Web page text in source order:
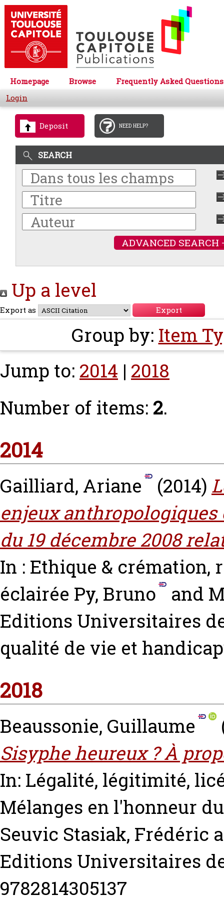
Homepage Browse
Frequently Asked Questions
Login
Deposit NEED HELP?
SEARCH
ADVANCED SEARCH
Up a level
Export as
Group by: Item
Jump to: 2014 | 2018
Number of items: 2.
2014
Gailliard, Ariane (2014)
enjeux
du 19 décembre 2008
In : Ethique &
éclairée Py, Bruno and
Editions Universitaires
qualité de vie et
2018
Beaussonie, Guillaume
Sisyphe heureux ? À
In: Légalité, légitimité,
Mélanges en l'honneur
Seuvic Stasiak, Frédéric
Editions Universitaires
9782814305137